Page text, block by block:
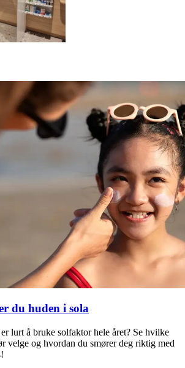
du huden i sola
lurt å bruke solfaktor hele året? Se hvilke
velge og hvordan du smører deg riktig med